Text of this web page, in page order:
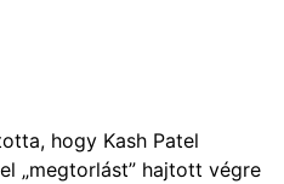
hogy Kash Patel
„megtorlást” hajtott végre